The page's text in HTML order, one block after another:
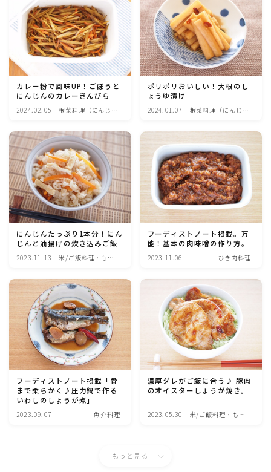
芋類(じゃが芋・さつま芋・里芋・山芋)
もやし・豆苗・たけのこ・せり・ふき・その他山菜料理
洋菓子 (焼き菓子)
洋菓子 (その他)
和菓子
マクロビスイーツ・自然派おやつ
パン・パンケーキ・スコーン・食事パイ・ケークサレ・
米/ご飯料理・もち料理
麺料理(パスタ・うどん・そうめん・春雨など)
ハム・ベーコン・ソーセー・・スパム・チーズ料理
豆腐・厚揚げ・油揚げ・納豆・豆類・豆製品料理
カレー粉で風味UP！ごぼうと
にんじんのカレーきんぴら
2024.02.05
根菜料理（にんじ
大根・れんこん・ビ
ーツ)
ポリポリおいしい！大根のし
ょうゆ漬け
2024.01.07
根菜料理（にんじ
大根・れんこん・ビ
にんじんたっぷり1本分！にん
じんと油揚げの炊き込みご飯
2023.11.13
米/ご飯料理・もち
フーディストノート掲載。万
能！基本の肉味噌の作り方。
2023.11.06 ひき肉料理
フーディストノート掲載「骨
まで柔らかく♪圧力鍋で作る
いわしのしょうが煮」
2023.09.07 魚介料理
濃厚ダレがご飯に合う♪ 豚肉
のオイスターしょうが焼き。
2023.05.30
米/ご飯料理・もち
もっと見る